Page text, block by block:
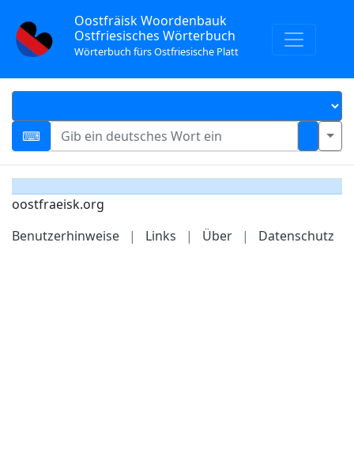
Oostfräisk Woordenbauk
Ostfriesisches Wörterbuch
Wörterbuch fürs Ostfriesische Platt
oostfraeisk.org
Benutzerhinweise
| Links | Über | Datenschutz